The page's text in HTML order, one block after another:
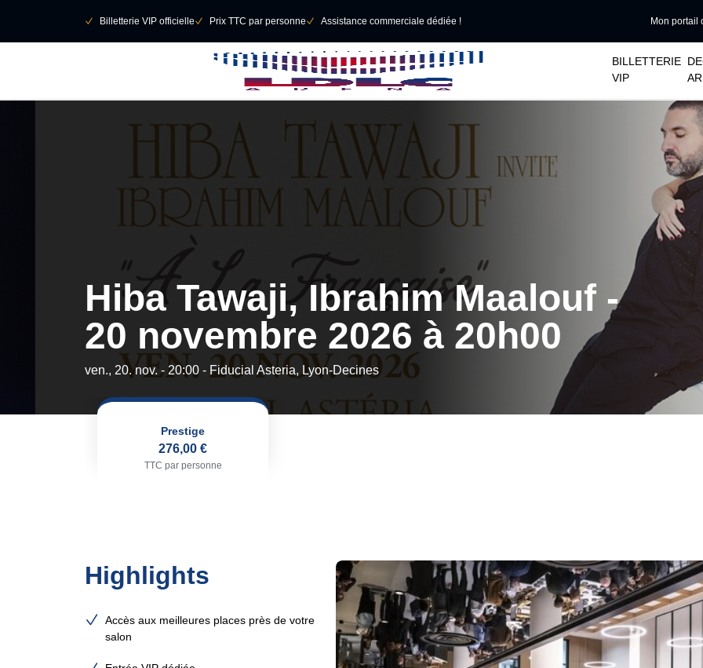
􀆅 Billetterie VIP officielle􀆅 Prix TTC par personne􀆅 Assistance commerciale dédiée ! Mon portail
BILLETTERIE
VIP
Hiba Tawaji, Ibrahim Maalouf -
20 novembre 2026 à 20h00
ven., 20. nov. - 20:00 - Fiducial Asteria, Lyon-Decines
Prestige
276,00 €
TTC par personne
Highlights
Accès aux meilleures places près de votre
salon